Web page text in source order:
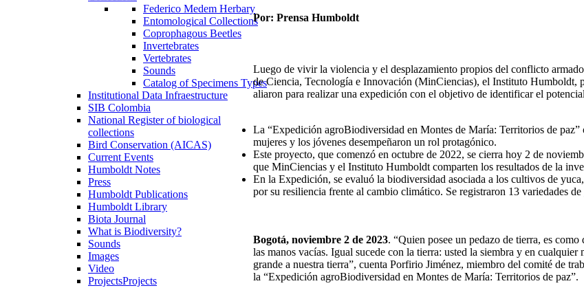
Federico Medem Herbary
Entomological Collections
Coprophagous Beetles
Invertebrates
Vertebrates
Sounds
Catalog of Specimens Types
Institutional Data Infraestructure
SIB Colombia
National Register of biological
collections
Bird Conservation (AICAS)
Current Events
Humboldt Notes
Press
Humboldt Publications
Humboldt Library
Biota Journal
What is Biodiversity?
Sounds
Images
Video
ProjectsProjects
Por: Prensa Humboldt
Luego de vivir la violencia y el desplazamiento propios del conflicto
de Ciencia, Tecnología e Innovación (MinCiencias), el Instituto Humboldt,
aliaron para realizar una expedición con el objetivo de identificar el
La “Expedición agroBiodiversidad en Montes de María: Territorios de
mujeres y los jóvenes desempeñaron un rol protagónico.
Este proyecto, que comenzó en octubre de 2022, se cierra hoy 2 de
que MinCiencias y el Instituto Humboldt comparten los resultados de la
En la Expedición, se evaluó la biodiversidad asociada a los cultivos de
por su resiliencia frente al cambio climático. Se registraron 13 variedades de
Bogotá, noviembre 2 de 2023. “Quien posee un pedazo de tierra, es
las manos vacías. Igual sucede con la tierra: usted la siembra y en
grande a nuestra tierra”, cuenta Porfirio Jiménez, miembro del comité de
la “Expedición agroBiodiversidad en Montes de María: Territorios de paz”.